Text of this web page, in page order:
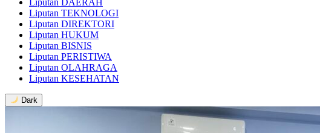
Liputan DAERAH
Liputan TEKNOLOGI
Liputan DIREKTORI
Liputan HUKUM
Liputan BISNIS
Liputan PERISTIWA
Liputan OLAHRAGA
Liputan KESEHATAN
Dark